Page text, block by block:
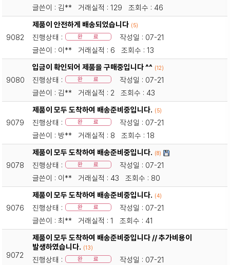
글쓴이 : 김** 거래실적 : 129 조회수 : 46
9082
제품이 안전하게 배송되었습니다 (5)
진행상태 : 완 료
작성일 : 07-21
글쓴이 : 이** 거래실적 : 6 조회수 : 13
9080
입금이 확인되어 제품을 구매중입니다 ^^ (12)
진행상태 : 완 료
작성일 : 07-21
글쓴이 : 김** 거래실적 : 2 조회수 : 43
9079
제품이 모두 도착하여 배송준비중입니다. (5)
진행상태 : 완 료
작성일 : 07-21
글쓴이 : 방** 거래실적 : 8 조회수 : 18
9078
제품이 모두 도착하여 배송준비중입니다. (8)
진행상태 : 완 료
작성일 : 07-21
글쓴이 : 이** 거래실적 : 43 조회수 : 80
9076
제품이 모두 도착하여 배송준비중입니다. (4)
진행상태 : 완 료
작성일 : 07-21
글쓴이 : 최** 거래실적 : 1 조회수 : 41
9072
제품이 모두 도착하여 배송준비중입니다 // 추가비용이
발생하였습니다. (13)
진행상태 : 완 료
작성일 : 07-21